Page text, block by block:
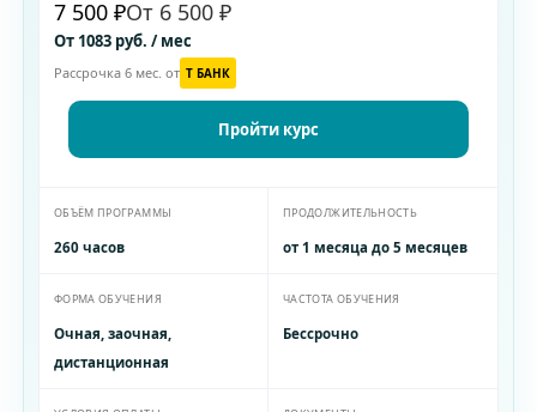
7 500 ₽От 6 500 ₽
От 1083 руб. / мес
Рассрочка 6 мес. от T БАНК
Пройти курс
ОБЪЁМ ПРОГРАММЫ
260 часов
ПРОДОЛЖИТЕЛЬНОСТЬ
от 1 месяца до 5 месяцев
ФОРМА ОБУЧЕНИЯ
Очная, заочная,
дистанционная
ЧАСТОТА ОБУЧЕНИЯ
Бессрочно